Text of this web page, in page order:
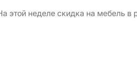
этой неделе скидка на мебель в